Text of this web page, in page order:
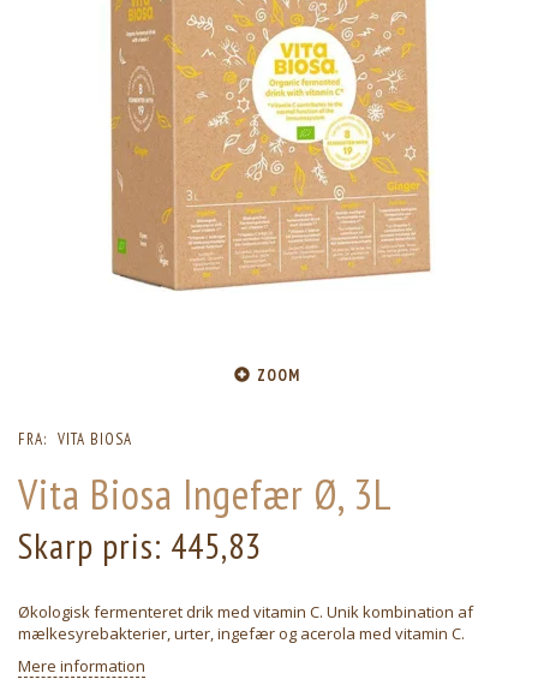
ZOOM
FRA: VITA BIOSA
Vita Biosa Ingefær Ø, 3L
Skarp pris: 445,83
Økologisk fermenteret drik med vitamin C. Unik kombination af
mælkesyrebakterier, urter, ingefær og acerola med vitamin C.
Mere information